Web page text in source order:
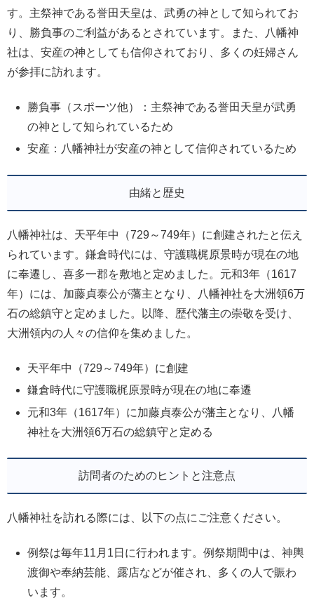
す。主祭神である誉田天皇は、武勇の神として知られてお
り、勝負事のご利益があるとされています。また、八幡神
社は、安産の神としても信仰されており、多くの妊婦さん
が参拝に訪れます。
勝負事（スポーツ他）：主祭神である誉田天皇が武勇
の神として知られているため
安産：八幡神社が安産の神として信仰されているため
由緒と歴史
八幡神社は、天平年中（729～749年）に創建されたと伝え
られています。鎌倉時代には、守護職梶原景時が現在の地
に奉遷し、喜多一郡を敷地と定めました。元和3年（1617
年）には、加藤貞泰公が藩主となり、八幡神社を大洲領6万
石の総鎮守と定めました。以降、歴代藩主の崇敬を受け、
大洲領内の人々の信仰を集めました。
天平年中（729～749年）に創建
鎌倉時代に守護職梶原景時が現在の地に奉遷
元和3年（1617年）に加藤貞泰公が藩主となり、八幡
神社を大洲領6万石の総鎮守と定める
訪問者のためのヒントと注意点
八幡神社を訪れる際には、以下の点にご注意ください。
例祭は毎年11月1日に行われます。例祭期間中は、神輿
渡御や奉納芸能、露店などが催され、多くの人で賑わ
います。